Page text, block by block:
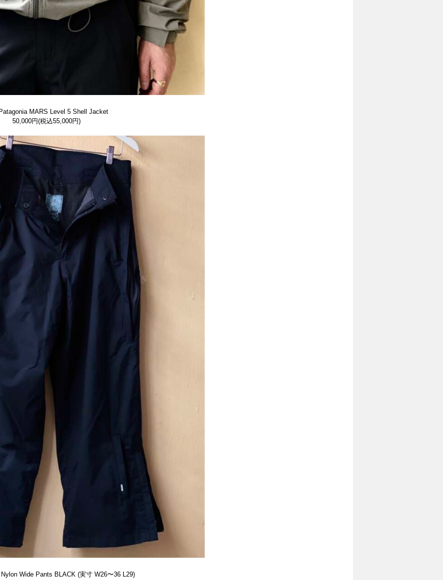
MARS Level 5 Shell Jacket
50,000円(税込55,000円)
Wide Pants BLACK (実寸 W26〜36 L29)